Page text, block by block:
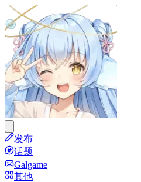
发布
话题
Galgame
其他